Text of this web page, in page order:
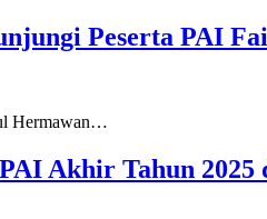
Peserta PAI
Hermawan…
Akhir Tahun 2025